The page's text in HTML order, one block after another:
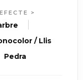
EFECTE >
/ Llis
Pedra